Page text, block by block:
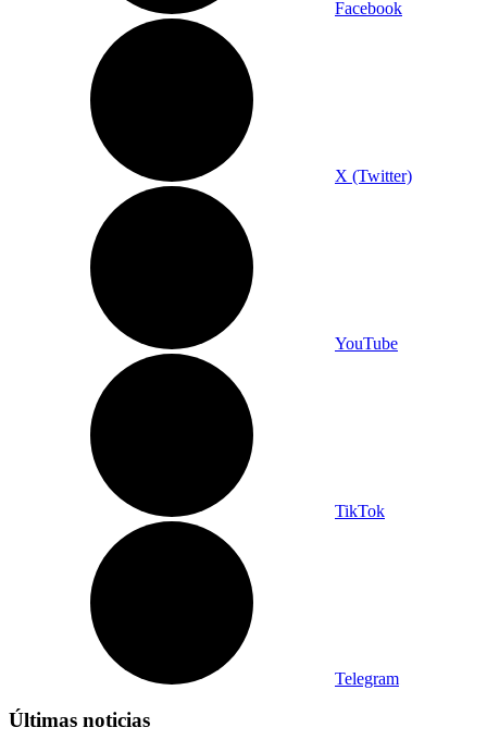
Facebook
X (Twitter)
YouTube
TikTok
Telegram
Últimas noticias